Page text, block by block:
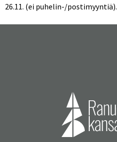
26.11. (ei puhelin-/postimyyntiä).